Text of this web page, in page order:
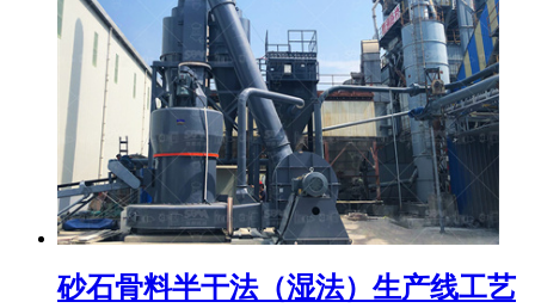
砂石骨料半干法（湿法）生产线工艺